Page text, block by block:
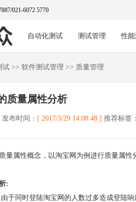
021-6072 5770
自动化测试 测试管理 性
试 >> 软件测试管理 >> 质量管理
质量属性分析
发布时间： [ 2017/3/29 14:08:48 ] 推荐标签：
属性概念，以淘宝网为例进行质量属性
:
同时登陆淘宝网的人数过多造成登陆响